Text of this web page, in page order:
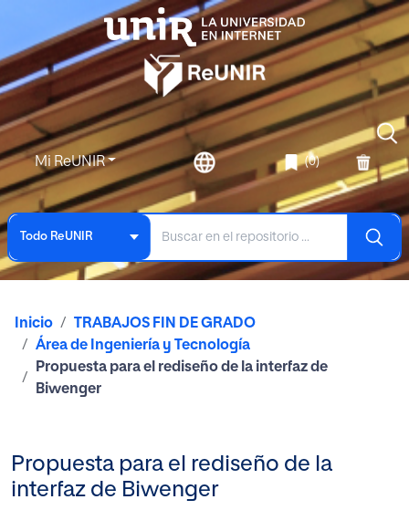
Mi ReUNIR (0)
Todo ReUNIR
Inicio
TRABAJOS FIN DE GRADO
Área de Ingeniería y Tecnología
Propuesta para el rediseño de la interfaz de
Biwenger
Propuesta para el rediseño de la
interfaz de Biwenger